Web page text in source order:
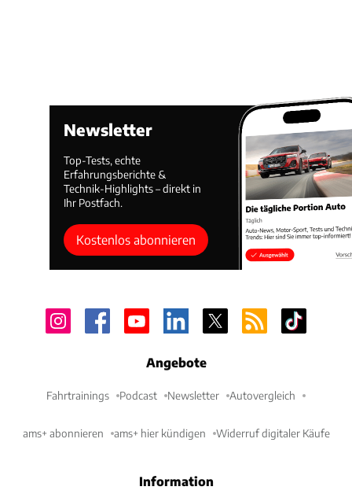
Newsletter
Top-Tests, echte
Erfahrungsberichte &
Technik-Highlights – direkt in
Ihr Postfach.
Kostenlos abonnieren
Angebote
Fahrtrainings Podcast Newsletter Autovergleich
ams+ abonnieren ams+ hier kündigen Widerruf digitaler Käufe
Information